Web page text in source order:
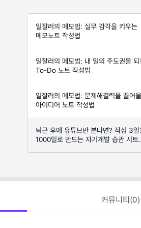
일잘러의 메모법: 실무 감각을 키우는
메모노트 작성법
일잘러의 메모법: 내 일의 주도권을 되
To-Do 노트 작성법
일잘러의 메모법: 문제해결력을 끌어
아이디어 노트 작성법
퇴근 후에 유튜브만 본다면? 작심 3일
1000일로 만드는 자기계발 습관 시트
커뮤니티(0)